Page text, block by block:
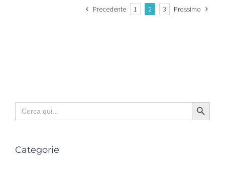
Precedente 1 2 3 Prossimo
Search
for:
Search Button
Categorie